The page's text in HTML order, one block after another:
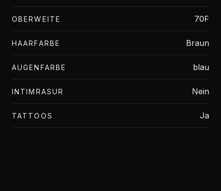
OBERWEITE 70F
HAARFARBE Braun
AUGENFARBE blau
INTIMRASUR Nein
TATTOOS Ja